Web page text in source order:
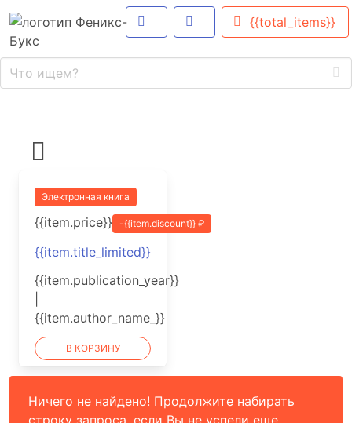
{{total_items}}
Электронная книга
{{item.price}} -{{item.discount}} ₽
{{item.title_limited}}
{{item.publication_year}}
{{item.author_name_}}
В КОРЗИНУ
Ничего не найдено! Продолжите набирать
строку запроса, если Вы не успели еще